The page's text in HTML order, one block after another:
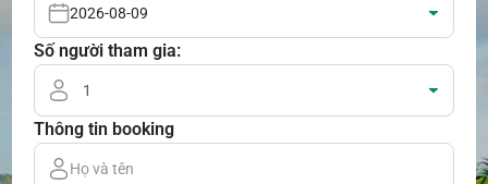
Số người tham gia:
Thông tin booking